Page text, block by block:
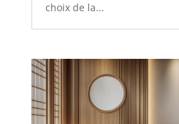
choix de la...